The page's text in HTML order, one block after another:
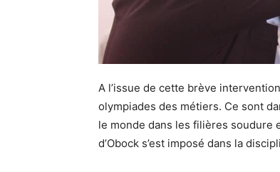
A l’issue de cette brève
olympiades des métiers. Ce sont
le monde dans les filières soudure
d’Obock s’est imposé dans la